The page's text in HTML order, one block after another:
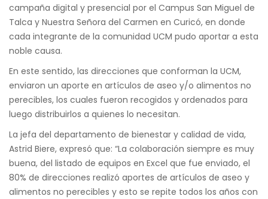
campaña digital y presencial por el Campus San Miguel de
Talca y Nuestra Señora del Carmen en Curicó, en donde
cada integrante de la comunidad UCM pudo aportar a esta
noble causa.
En este sentido, las direcciones que conforman la UCM,
enviaron un aporte en artículos de aseo y/o alimentos no
perecibles, los cuales fueron recogidos y ordenados para
luego distribuirlos a quienes lo necesitan.
La jefa del departamento de bienestar y calidad de vida,
Astrid Biere, expresó que: “La colaboración siempre es muy
buena, del listado de equipos en Excel que fue enviado, el
80% de direcciones realizó aportes de artículos de aseo y
alimentos no perecibles y esto se repite todos los años con